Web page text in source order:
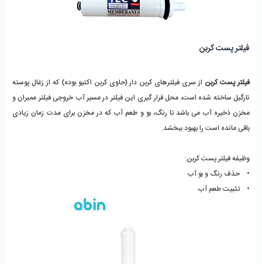
فیلتر پست کربن
فیلتر پست کربن از سری فیلترهای کربن دار (حاوی کربن اکتیو بوده) که از زغال پوسته
نارگیل ساخته شده است، محل قرار گیری این فیلتر در مسیر آب خروجی فیلتر ممبران و
مخزن ذخیره آب می باشد تا رنگ، بو و طعم آب که در مخزن برای مدت زمان زیادی
باقی مانده است را بهبود ببخشد.
وظیفه فیلتر پست کربن:
• حذف رنگ و بو آب
• تثبیت طعم آب